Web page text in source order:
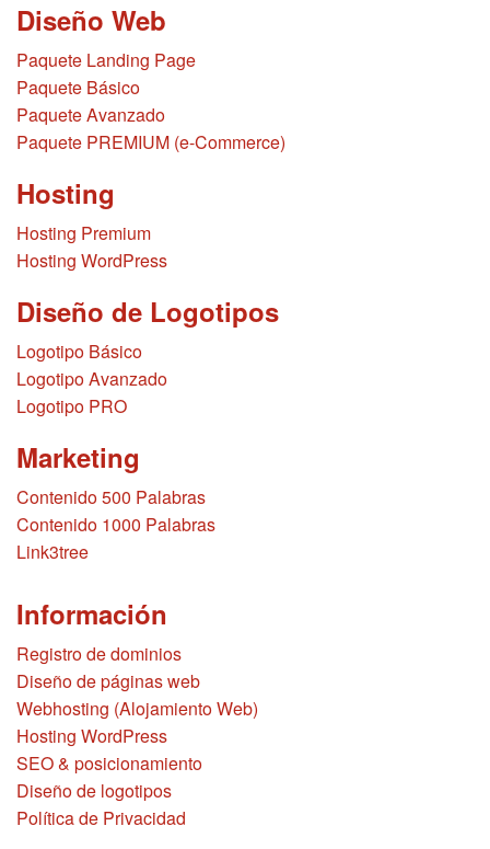
Diseño Web
Paquete Landing Page
Paquete Básico
Paquete Avanzado
Paquete PREMIUM (e-Commerce)
Hosting
Hosting Premium
Hosting WordPress
Diseño de Logotipos
Logotipo Básico
Logotipo Avanzado
Logotipo PRO
Marketing
Contenido 500 Palabras
Contenido 1000 Palabras
Link3tree
Información
Registro de dominios
Diseño de páginas web
Webhosting (Alojamiento Web)
Hosting WordPress
SEO & posicionamiento
Diseño de logotipos
Política de Privacidad